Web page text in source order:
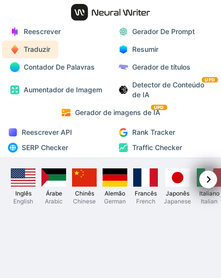
Reescrever Gerador De Prompt
Traduzir Resumir
Contador De Palavras Gerador de títulos
Aumentador de Imagem
Detector de Conteúdo
de IA
UPD
Gerador de imagens de IA
UPD
Reescrever API
Rank Tracker
SERP Checker
Traffic Checker
Inglês
English
Árabe
Arabic
Chinês
Chinese
Alemão
German
Francês
French
Japonês
Japanese
Italiano
Italian